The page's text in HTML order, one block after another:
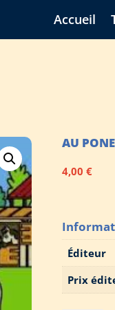
Accueil
AU
4,00€
Éditeur
Prix